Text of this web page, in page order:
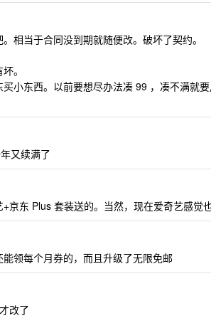
相当于合同没到期就随便改。破坏了契约。
。
小东西。以前要想尽办法凑 99 ，凑不满就
又续满了
京东 Plus 套装送的。当然，现在爱奇艺感觉也
领每个月券的，而且升级了无限免邮
改了